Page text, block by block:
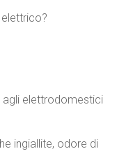
agli elettrodomestici
ingiallite, odore di